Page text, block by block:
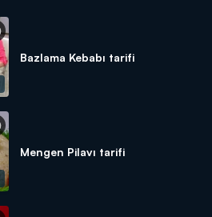
Bazlama Kebabı tarifi
Mengen Pilavı tarifi